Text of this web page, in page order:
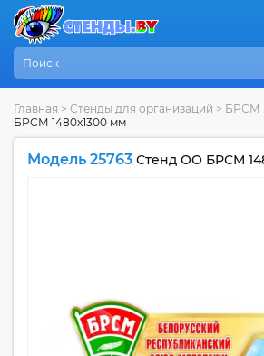
Главная > Стенды для организаций > БРСМ
БРСМ 1480х1300 мм
Модель 25763 Стенд ОО БРСМ